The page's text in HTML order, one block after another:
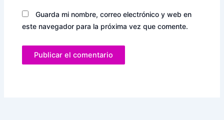
Guarda mi nombre, correo electrónico y web en
este navegador para la próxima vez que comente.